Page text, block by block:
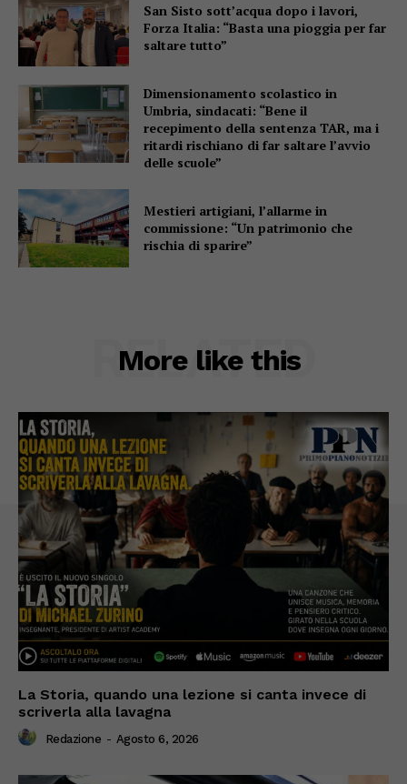
San Sisto sott’acqua dopo i lavori,
Forza Italia: “Basta una pioggia per far
saltare tutto”
Dimensionamento scolastico in
Umbria, sindacati: “Bene il
recepimento della sentenza TAR, ma i
ritardi rischiano di far saltare l’avvio
delle scuole”
Mestieri artigiani, l’allarme in
commissione: “Un patrimonio che
rischia di sparire”
More like this
RELATED
La Storia, quando una lezione si canta invece di
scriverla alla lavagna
Redazione - Agosto 6, 2026